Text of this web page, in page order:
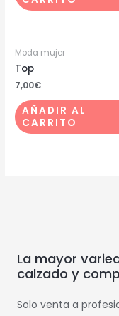
Moda mujer
Top
7,00€
AÑADIR AL
CARRITO
La mayor
calzado y
Solo venta a